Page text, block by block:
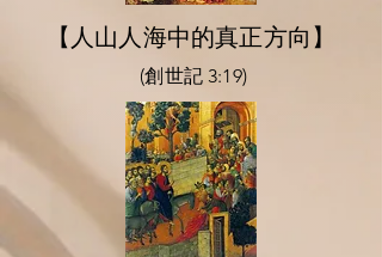
【人山人海中的真正方向】
(創世記 3:19)